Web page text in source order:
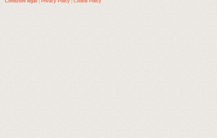
Condizioni legali
Privacy Policy Cookie Policy